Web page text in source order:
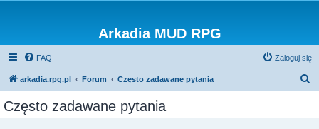
Arkadia MUD RPG
FAQ Zaloguj się
arkadia.rpg.pl Forum Często zadawane pytania
Często zadawane pytania